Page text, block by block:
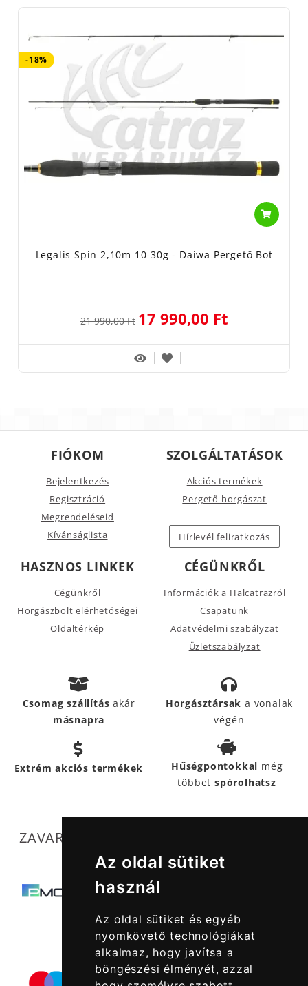
Az oldal sütiket
használ
Az oldal sütiket és egyéb
nyomkövető technológiákat
alkalmaz, hogy javítsa a
böngészési élményét, azzal
-18%
Legalis Spin 2,10m 10-30g - Daiwa Pergető Bot
21 990,00 Ft 17 990,00 Ft
FIÓKOM
Bejelentkezés
Regisztráció
Megrendeléseid
Kívánságlista
SZOLGÁLTATÁSOK
Akciós termékek
Pergető horgászat
Hírlevél feliratkozás
HASZNOS LINKEK
Cégünkről
Horgászbolt elérhetőségei
Oldaltérkép
CÉGÜNKRŐL
Információk a Halcatrazról
Csapatunk
Adatvédelmi szabályzat
Üzletszabályzat
Csomag szállításakár
másnapra
Horgásztársak a vonalak
végén
Extrém akciós termékek Hűségpontokkal még
többetspórolhatsz
ZAVARTALAN MŰKÖDÉSÜNKET SEGÍTIK